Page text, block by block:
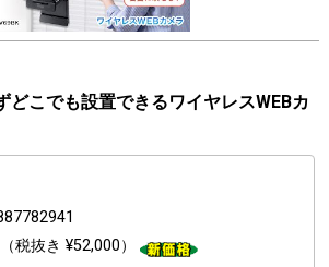
どこでも設置できるワイヤレスWEBカ
（税抜き ¥52,000）